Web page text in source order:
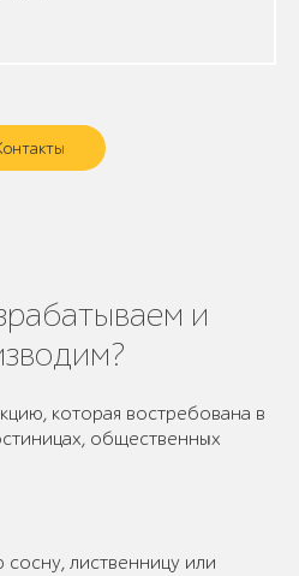
и
которая востребована в
общественных
лиственницу или